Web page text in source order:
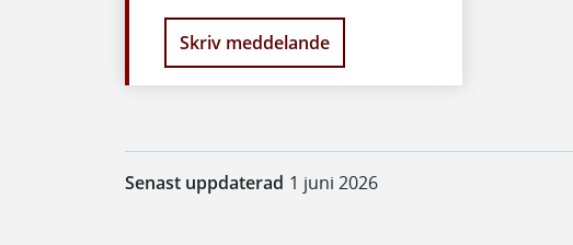
Skriv meddelande
Senast uppdaterad 1 juni 2026